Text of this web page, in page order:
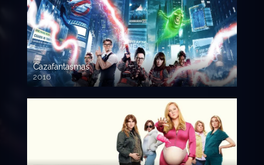
Cazafantasmas
2016
720p HD